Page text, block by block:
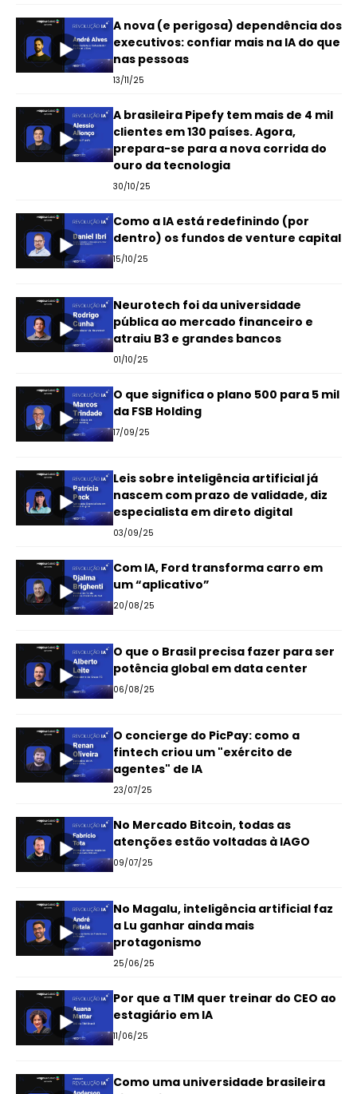
A nova (e perigosa) dependência dos
executivos: confiar mais na IA do que
nas pessoas
13/11/25
A brasileira Pipefy tem mais de 4 mil
clientes em 130 países. Agora,
prepara-se para a nova corrida do
ouro da tecnologia
30/10/25
Como a IA está redefinindo (por
dentro) os fundos de venture capital
15/10/25
Neurotech foi da universidade
pública ao mercado financeiro e
atraiu B3 e grandes bancos
01/10/25
O que significa o plano 500 para 5 mil
da FSB Holding
17/09/25
Leis sobre inteligência artificial já
nascem com prazo de validade, diz
especialista em direto digital
03/09/25
Com IA, Ford transforma carro em
um “aplicativo”
20/08/25
O que o Brasil precisa fazer para ser
potência global em data center
06/08/25
O concierge do PicPay: como a
fintech criou um "exército de
agentes" de IA
23/07/25
No Mercado Bitcoin, todas as
atenções estão voltadas à IAGO
09/07/25
No Magalu, inteligência artificial faz
a Lu ganhar ainda mais
protagonismo
25/06/25
Por que a TIM quer treinar do CEO ao
estagiário em IA
11/06/25
Como uma universidade brasileira